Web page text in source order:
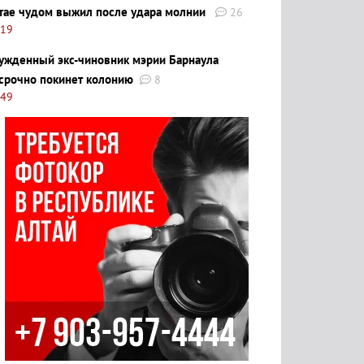
чудом выжил после удара молнии
26
экс-чиновник мэрии Барнаула
покинет колонию
8